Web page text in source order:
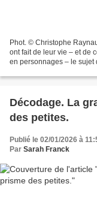
Phot. © Christophe
ont fait de leur vie – et de
en personnages – le sujet
Décodage. La
des petites.
Publié le 02/01/2026 à
Par Sarah Franck